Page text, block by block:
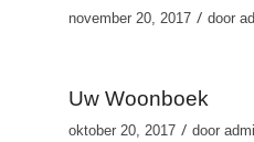
november 20, 2017 / door
Uw Woonboek
oktober 20, 2017 / door